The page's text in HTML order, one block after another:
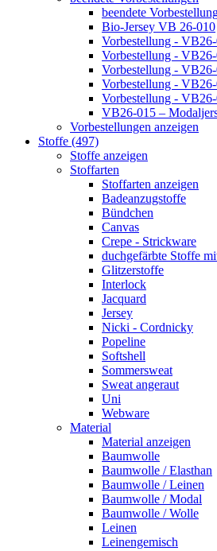
beendete
Bio-Jersey VB 26-010
Vorbestellung -
Vorbestellung -
Vorbestellung -
Vorbestellung -
Vorbestellung -
VB26-015 –
Vorbestellungen anzeigen
Stoffe (497)
Stoffe anzeigen
Stoffarten
Stoffarten anzeigen
Badeanzugstoffe
Bündchen
Canvas
Crepe - Strickware
duchgefärbte Stoffe
Glitzerstoffe
Interlock
Jacquard
Jersey
Nicki - Cordnicky
Popeline
Softshell
Sommersweat
Sweat angeraut
Uni
Webware
Material
Material anzeigen
Baumwolle
Baumwolle / Elasthan
Baumwolle / Leinen
Baumwolle / Modal
Baumwolle / Wolle
Leinen
Leinengemisch